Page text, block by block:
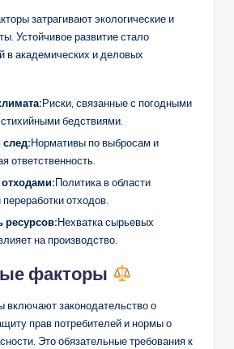
затрагивают экологические и
Устойчивое развитие стало
в академических и деловых
Риски, связанные с погодными
бедствиями.
Нормативы по выбросам и
ответственность.
Политика в области
отходов.
ресурсов:Нехватка сырьевых
на производство.
факторы
включают законодательство о
прав потребителей и нормы о
Это обязательные требования к